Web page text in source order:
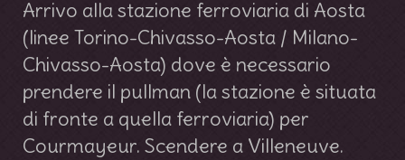
Arrivo alla stazione ferroviaria di Aosta
(linee Torino-Chivasso-Aosta / Milano-
Chivasso-Aosta) dove è necessario
prendere il pullman (la stazione è situata
di fronte a quella ferroviaria) per
Courmayeur. Scendere a Villeneuve.